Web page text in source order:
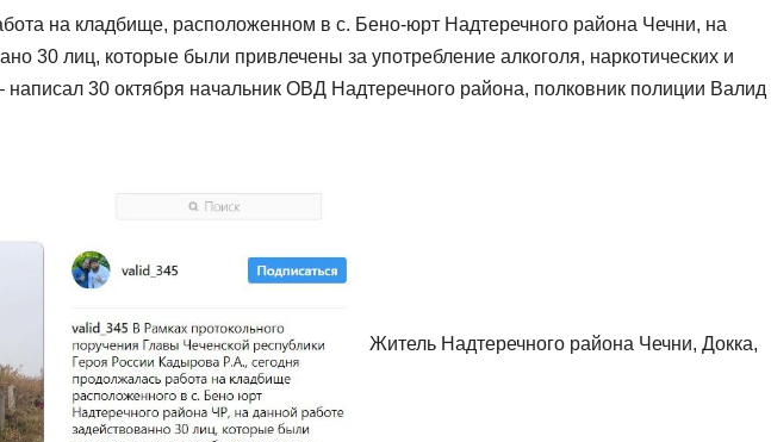
на кладбище, расположенном в с. Бено-юрт Надтеречного района Чечни, на
30 лиц, которые были привлечены за употребление алкоголя, наркотических и
30 октября начальник ОВД Надтеречного района, полковник полиции Валид
Житель Надтеречного района Чечни, Докка,